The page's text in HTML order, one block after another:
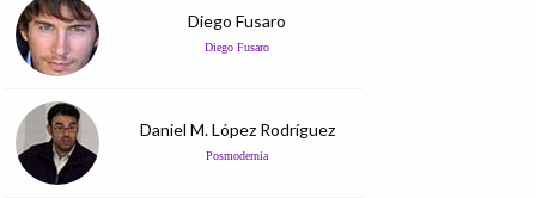
Diego Fusaro
Diego Fusaro
Daniel M. López Rodríguez
Posmodernia